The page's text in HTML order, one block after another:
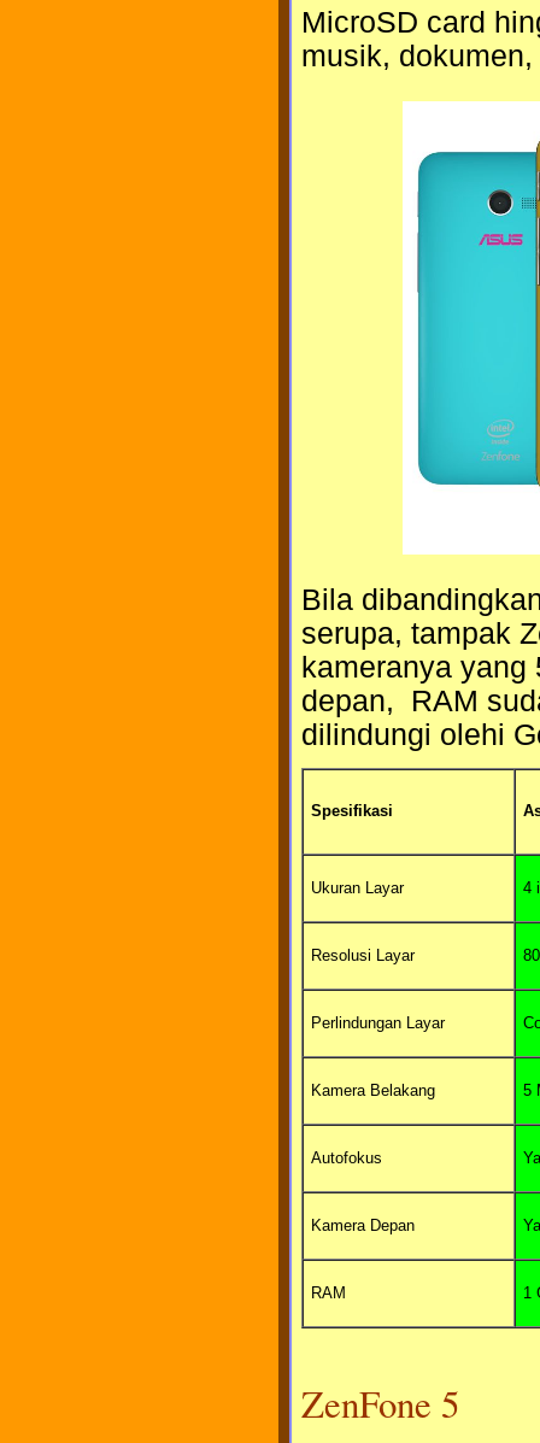
MicroSD card
musik,
Bila
serupa, tampak
kameranya yang
depan, RAM
dilindungi olehi
Spesifikasi
Ukuran Layar 4
Resolusi Layar
Perlindungan Layar
Kamera Belakang 5
Autofokus Ya
Kamera Depan Ya
RAM 1
ZenFone 5